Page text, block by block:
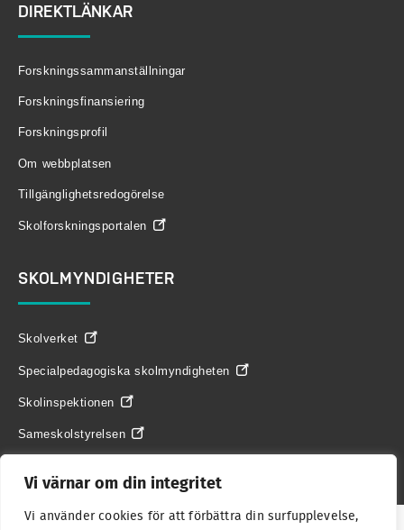
Vi värnar om din integritet
Vi använder cookies för att förbättra din surfupplevelse,
DIREKTLÄNKAR
Forskningssammanställningar
Forskningsfinansiering
Forskningsprofil
Om webbplatsen
Tillgänglighetsredogörelse
Skolforskningsportalen
SKOLMYNDIGHETER
Skolverket
Specialpedagogiska skolmyndigheten
Skolinspektionen
Sameskolstyrelsen